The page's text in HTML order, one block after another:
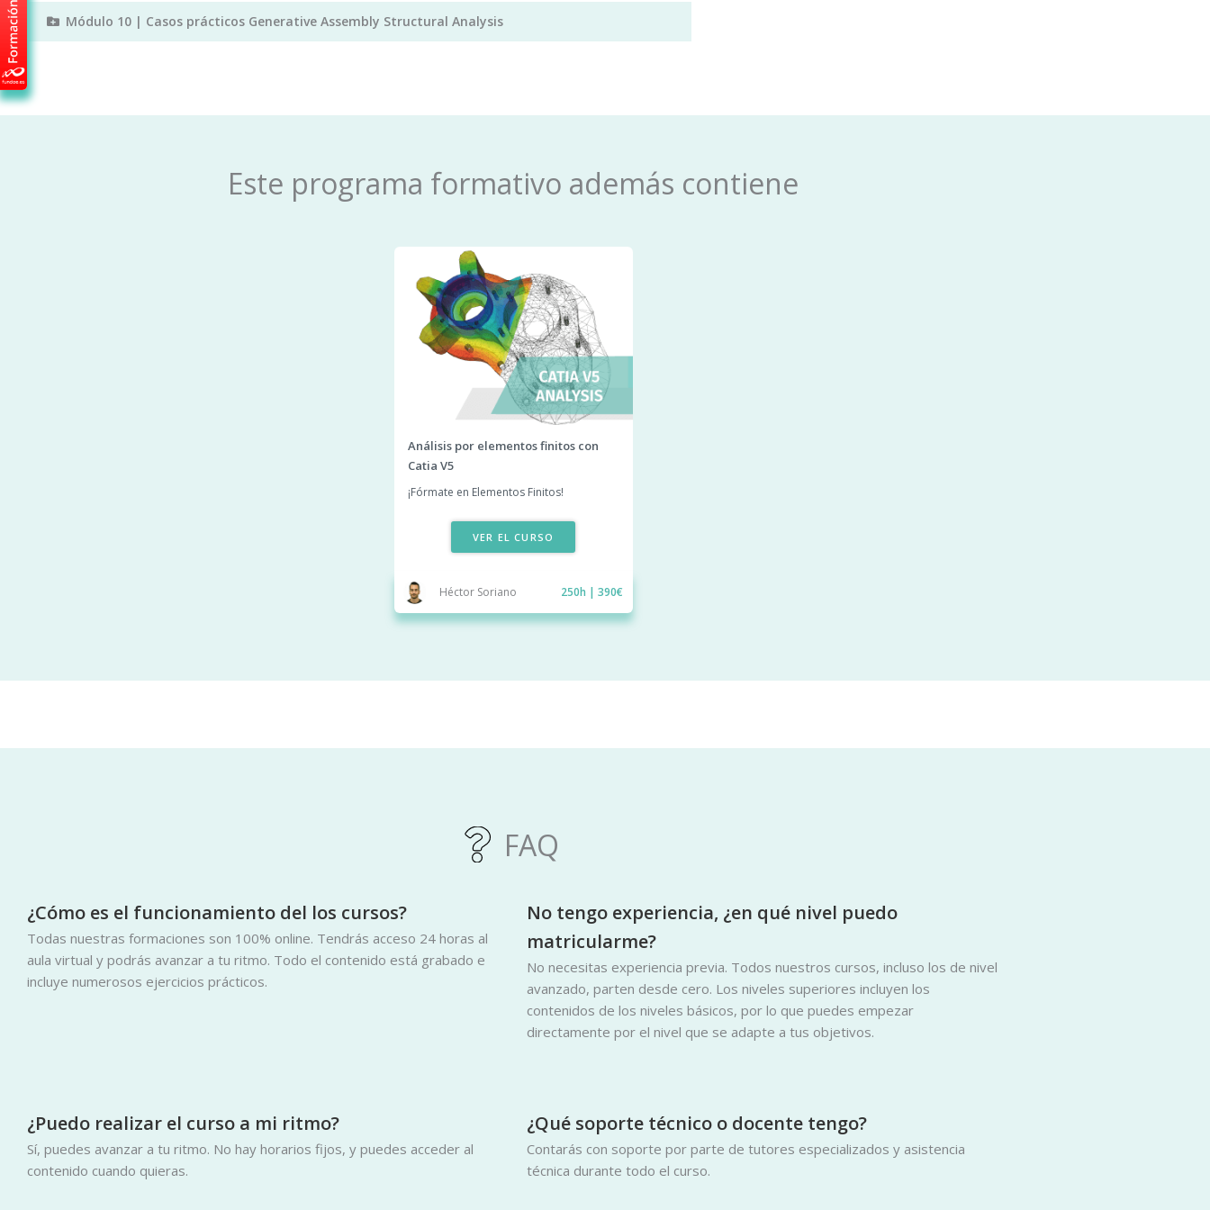
Módulo 10 | Casos prácticos Generative Assembly Structural Analysis
Este programa formativo además contiene
Análisis por elementos finitos con
Catia V5
¡Fórmate en Elementos Finitos!
VER EL CURSO
Héctor Soriano 250h | 390€
FAQ
¿Cómo es el funcionamiento del los cursos?
Todas nuestras formaciones son 100% online. Tendrás acceso 24 horas al
aula virtual y podrás avanzar a tu ritmo. Todo el contenido está grabado e
incluye numerosos ejercicios prácticos.
No tengo experiencia, ¿en qué nivel puedo
matricularme?
No necesitas experiencia previa. Todos nuestros cursos, incluso los de nivel
avanzado, parten desde cero. Los niveles superiores incluyen los
contenidos de los niveles básicos, por lo que puedes empezar
directamente por el nivel que se adapte a tus objetivos.
¿Puedo realizar el curso a mi ritmo?
Sí, puedes avanzar a tu ritmo. No hay horarios fijos, y puedes acceder al
contenido cuando quieras.
¿Qué soporte técnico o docente tengo?
Contarás con soporte por parte de tutores especializados y asistencia
técnica durante todo el curso.